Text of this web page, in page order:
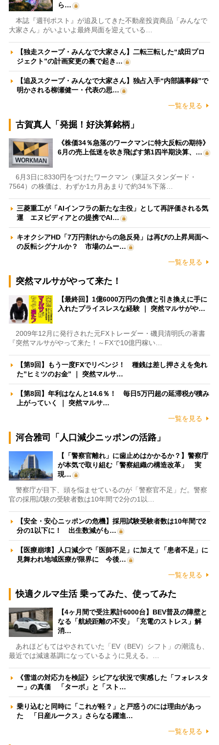
ら…
本誌『週刊ポスト』が追及してきた不動産投資商品「みんなで
大家さん」がいよいよ最終局面を迎えている…
【独走スクープ・みんなで大家さん】二転三転した“成田プロ
ジェクト”の計画変更の裏で起き…
【追及スクープ・みんなで大家さん】独占入手“内部議事録”で
明かされる柳瀬健一・代表の思…
一覧を見る
古賀真人「発掘！好決算銘柄」
《株価34％急落のワークマンに特大反転の期待》
6月の売上低迷を吹き飛ばす第1四半期決算、…
6月3日に8330円をつけたワークマン（東証スタンダード・
7564）の株価は、わずか1カ月あまりで約34％下落…
三菱重工が「AIインフラの新たな主役」として再評価される気
運 エヌビディアとの提携でAI…
キオクシアHD「7万円割れからの急反発」は再びの上昇局面へ
の反転シグナルか？ 市場のムー…
一覧を見る
突然マルサがやって来た！
【最終回】1億6000万円の負債と引き換えに手に
入れたプライスレスな経験 ｜ 突然マルサがや…
2009年12月に発行された元FXトレーダー・磯貝清明氏の著書
『突然マルサがやって来た！～FXで10億円稼い…
【第9回】もう一度FXでリベンジ！ 種銭は差し押さえを免れ
た”ヒミツのお金” ｜ 突然マルサ…
【第8回】年利はなんと14.6％！ 毎日5万円超の延滞税が積み
上がっていく ｜ 突然マルサ…
一覧を見る
河合雅司「人口減少ニッポンの活路」
【「警察官離れ」に歯止めはかかるか？】警察庁
が本気で取り組む「警察組織の構造改革」 実
現…
警察庁が目下、頭を悩ませているのが「警察官不足」だ。警察
官の採用試験の受験者数は10年間で2分の1以…
【安全・安心ニッポンの危機】採用試験受験者数は10年間で2
分の1以下に！ 出生数減がも…
【医療崩壊】人口減少で「医師不足」に加えて「患者不足」に
見舞われ地域医療が限界に 今後…
一覧を見る
快適クルマ生活 乗ってみた、使ってみた
【4ヶ月間で受注累計6000台】BEV普及の障壁と
なる「航続距離の不安」「充電のストレス」解
消…
あれほどもてはやされていた「EV（BEV）シフト」の潮流も、
最近では減速基調になっているように見える。…
《雪道の対応力を検証》シビアな状況で実感した「フォレスタ
ー」の真価 「ターボ」と「スト…
乗り込むと同時に「これが軽？」と戸惑うのには理由があっ
た 「日産ルークス」さらなる躍進…
一覧を見る